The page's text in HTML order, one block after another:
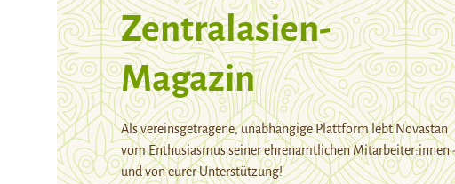
Zentralasien-
Magazin
Als vereinsgetragene, unabhängige Plattform lebt Novastan
vom Enthusiasmus seiner ehrenamtlichen Mitarbeiter:innen
und von eurer Unterstützung!